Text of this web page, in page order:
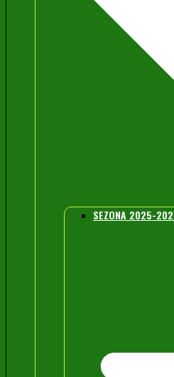
SEZONA 2025-